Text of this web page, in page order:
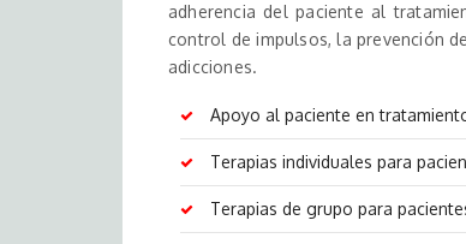
adherencia del paciente al
control de impulsos, la prevención
adicciones.
Apoyo al paciente en
Terapias individuales para
Terapias de grupo para